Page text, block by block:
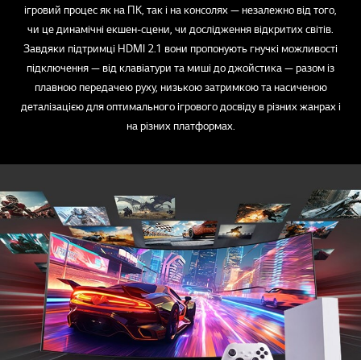
ігровий процес як на ПК, так і на консолях — незалежно від того,
чи це динамічні екшен-сцени, чи дослідження відкритих світів.
Завдяки підтримці HDMI 2.1 вони пропонують гнучкі можливості
підключення — від клавіатури та миші до джойстика — разом із
плавною передачею руху, низькою затримкою та насиченою
деталізацією для оптимального ігрового досвіду в різних жанрах і
на різних платформах.